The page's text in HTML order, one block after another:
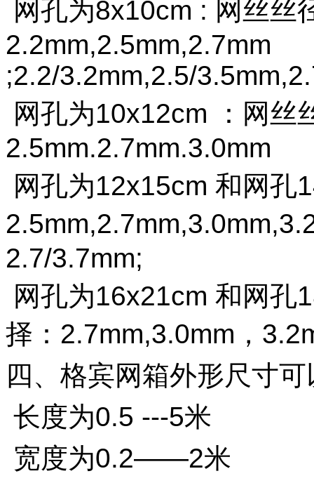
网孔为8x10cm : 网丝丝
2.2mm,2.5mm,2.7mm
;2.2/3.2mm,2.5/
网孔为10x12cm
：网丝
2.5mm.2.7mm.3.0mm
网孔为12x15cm 和网孔
2.5mm
2.7/3.7mm;
网孔为16x21cm 和网孔
择： 2.7mm,3.0mm ，
四、格宾网箱外形尺寸
长度为0.5 ---5米
宽度为0.2——2米